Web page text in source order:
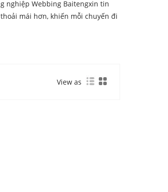
nghiệp Webbing Baitengxin tin
mái hơn, khiến mỗi chuyến đi
View as